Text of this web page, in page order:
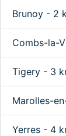
Brunoy - 2
Combs-la-
Tigery - 3
Marolles-
Yerres - 4